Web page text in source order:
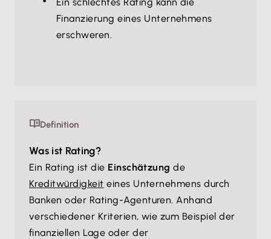
Finanzierung eines Unternehmens
erschweren.
Definition
Was ist Rating?
Ein Rating ist die Einschätzungde
Kreditwürdigkeit eines Unternehmens durch
Banken oder Rating-Agenturen. Anhand
verschiedener Kriterien, wie zum Beispiel der
finanziellen Lage oder der